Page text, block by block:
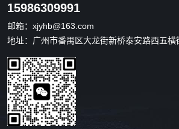
15986309991
邮箱： xjyhb@163.com
地址：广州市番禺区大龙街新桥泰安路西五横